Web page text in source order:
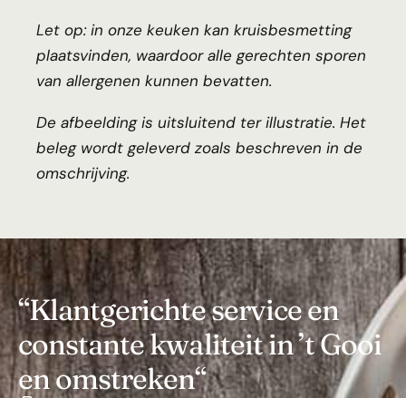
Let op: in onze keuken kan kruisbesmetting
plaatsvinden, waardoor alle gerechten sporen
van allergenen kunnen bevatten.
De afbeelding is uitsluitend ter illustratie. Het
beleg wordt geleverd zoals beschreven in de
omschrijving.
“Klantgerichte service en
constante kwaliteit in ’t Gooi
en omstreken“